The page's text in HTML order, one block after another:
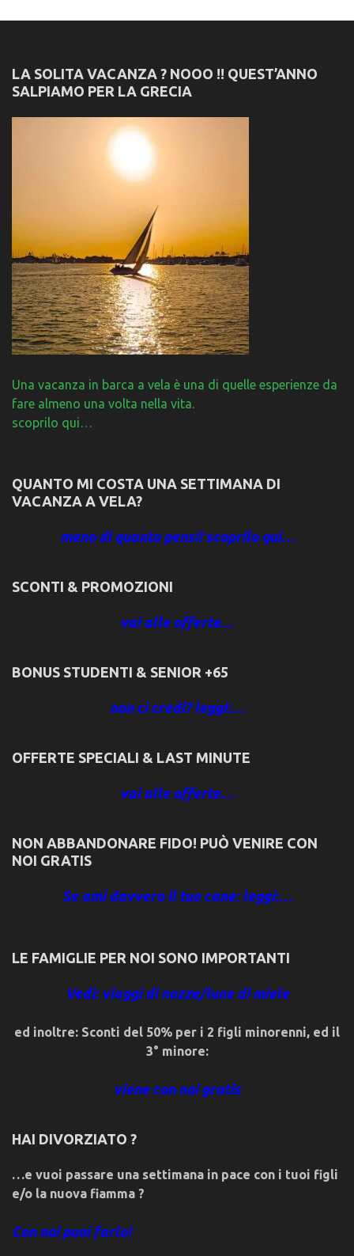
LA SOLITA VACANZA ? NOOO !! QUEST’ANNO
SALPIAMO PER LA GRECIA
Una vacanza in barca a vela è una di quelle esperienze da
fare almeno una volta nella vita.
scoprilo qui…
QUANTO MI COSTA UNA SETTIMANA DI
VACANZA A VELA?
meno di quanto pensi! scoprilo qui…
SCONTI & PROMOZIONI
vai alle offerte…
BONUS STUDENTI & SENIOR +65
non ci credi? leggi:…
OFFERTE SPECIALI & LAST MINUTE
vai alle offerte…
NON ABBANDONARE FIDO! PUÒ VENIRE CON
NOI GRATIS
Se ami davvero il tuo cane: leggi:…
LE FAMIGLIE PER NOI SONO IMPORTANTI
Vedi: viaggi di nozze/lune di miele
ed inoltre: Sconti del 50% per i 2 figli minorenni, ed il
3° minore:
viene con noi gratis
HAI DIVORZIATO ?
…e vuoi passare una settimana in pace con i tuoi figli
e/o la nuova fiamma ?
Con noi puoi farlo!